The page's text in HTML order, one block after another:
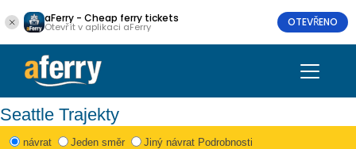
aFerry - Cheap ferry tickets
Otevřít v aplikaci aFerry OTEVŘENO
Seattle Trajekty
návrat Jeden směr Jiný návrat Podrobnosti